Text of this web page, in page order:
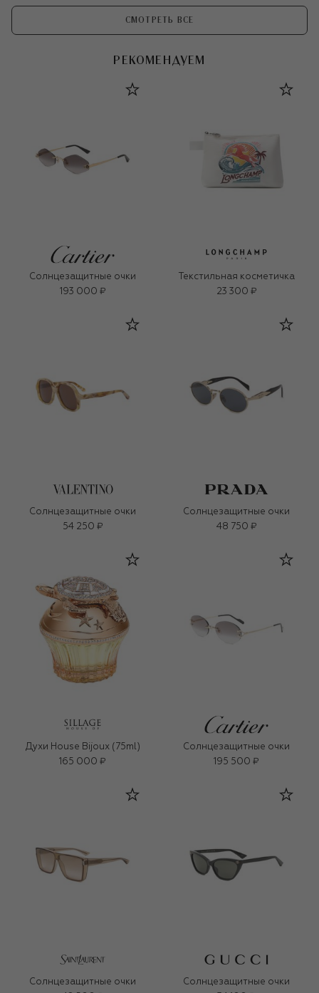
СМОТРЕТЬ ВСЕ
РЕКОМЕНДУЕМ
Солнцезащитные очки
193 000 ₽
Текстильная косметичка
23 300 ₽
Солнцезащитные очки
54 250 ₽
Солнцезащитные очки
48 750 ₽
Духи House Bijoux (75ml)
165 000 ₽
Солнцезащитные очки
195 500 ₽
Солнцезащитные очки
Солнцезащитные очки